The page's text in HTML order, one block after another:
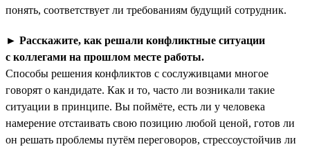
понять, соответствует ли требованиям будущий сотрудник.
► Расскажите, как решали конфликтные ситуации
с коллегами на прошлом месте работы.
Способы решения конфликтов с сослуживцами многое
говорят о кандидате. Как и то, часто ли возникали такие
ситуации в принципе. Вы поймёте, есть ли у человека
намерение отстаивать свою позицию любой ценой, готов ли
он решать проблемы путём переговоров, стрессоустойчив ли